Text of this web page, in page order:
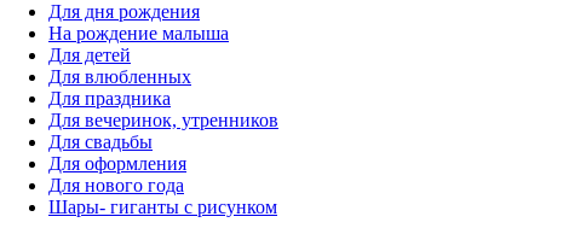
Для дня рождения
На рождение малыша
Для детей
Для влюбленных
Для праздника
Для вечеринок, утренников
Для свадьбы
Для оформления
Для нового года
Шары- гиганты с рисунком